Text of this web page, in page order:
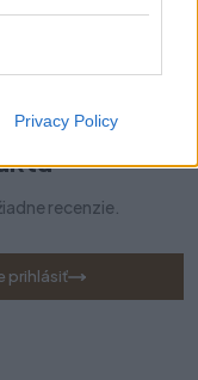
Privacy Policy
recenzie.
prihlásiť